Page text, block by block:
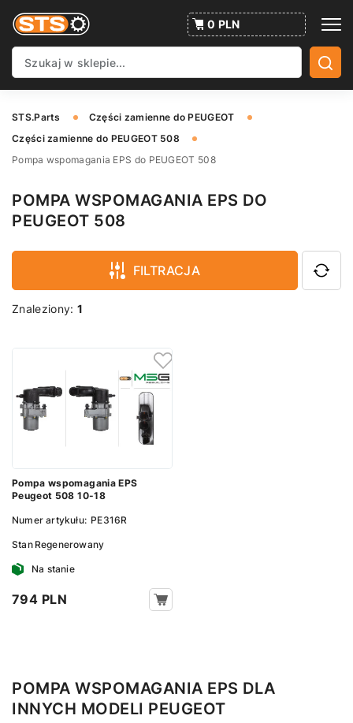
0 PLN
STS.Parts
Części zamienne do PEUGEOT
Części zamienne do PEUGEOT 508
Pompa wspomagania EPS do PEUGEOT 508
POMPA WSPOMAGANIA EPS DO
PEUGEOT 508
FILTRACJA
Znaleziony:1
Pompa wspomagania EPS
Peugeot 508 10-18
Numer artykułu: PE316R
Stan Regenerowany
Na stanie
794 PLN
POMPA WSPOMAGANIA EPS DLA
INNYCH MODELI PEUGEOT